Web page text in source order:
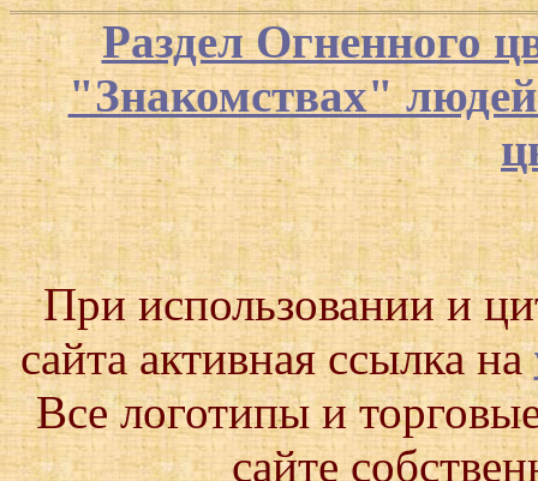
Раздел Огненного
"Знакомствах"
При использовании и
сайта активная ссылка на
Все логотипы и
сайте